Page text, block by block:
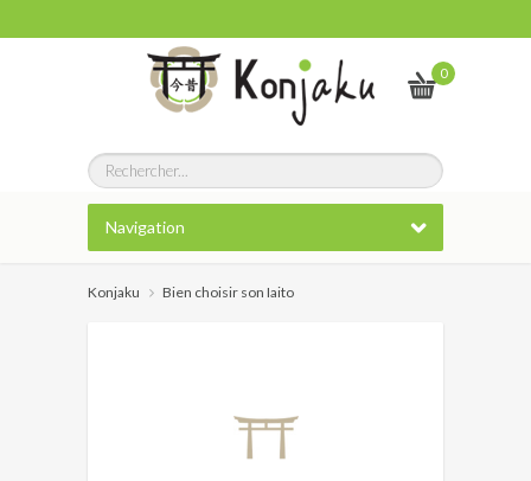
0
Navigation
Konjaku Bien choisir son Iaito